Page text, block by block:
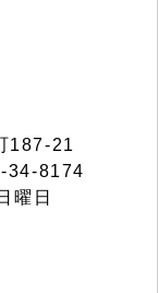
187-21
34-8174
曜日